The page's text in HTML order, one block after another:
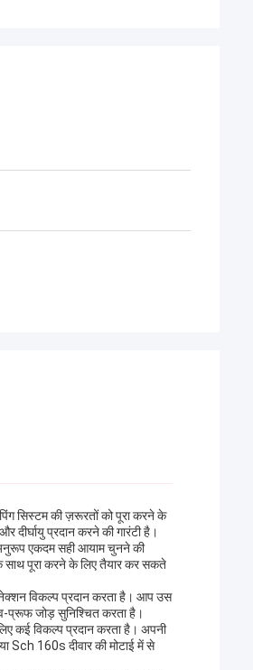
सिस्टम की ज़रूरतों को पूरा करने के
दीर्घायु प्रदान करने की गारंटी है।
एकदम सही आयाम चुनने की
साथ पूरा करने के लिए तैयार कर सकते
विकल्प प्रदान करता है। आप उस
प्रूफ जोड़ सुनिश्चित करता है।
कई विकल्प प्रदान करता है। अपनी
160s दीवार की मोटाई में से